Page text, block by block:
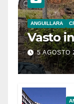
ANGUILLARA
Vasto
5